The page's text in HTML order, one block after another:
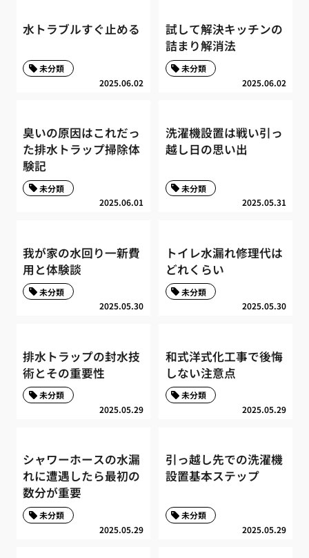
水トラブルすぐ止める
2025.06.02
未分類
試して解決キッチンの
詰まり解消法
2025.06.02
未分類
臭いの原因はこれだっ
た排水トラップ掃除体
験記
2025.06.01
未分類
洗濯機設置は戦い引っ
越し日の思い出
2025.05.31
未分類
我が家の水回り一新費
用と体験談
2025.05.30
未分類
トイレ水漏れ修理代は
どれくらい
2025.05.30
未分類
排水トラップの封水技
術とその重要性
2025.05.29
未分類
和式洋式化工事で後悔
しない注意点
2025.05.29
未分類
シャワーホースの水漏
れに遭遇したら最初の
数分が重要
2025.05.29
未分類
引っ越し先での洗濯機
設置基本ステップ
2025.05.29
未分類